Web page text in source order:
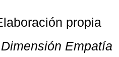
propia
Dimensión Empatía